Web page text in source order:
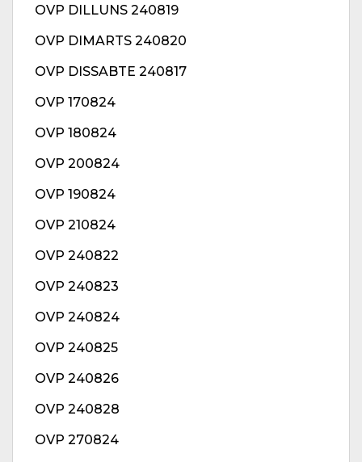
OVP DILLUNS 240819
OVP DIMARTS 240820
OVP DISSABTE 240817
OVP 170824
OVP 180824
OVP 200824
OVP 190824
OVP 210824
OVP 240822
OVP 240823
OVP 240824
OVP 240825
OVP 240826
OVP 240828
OVP 270824